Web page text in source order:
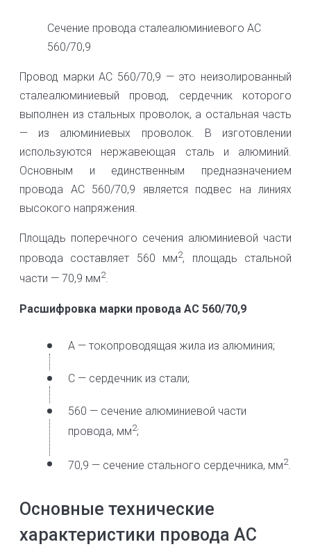
Сечение провода сталеалюминиевого АС
560/70,9
Провод марки АС 560/70,9 — это неизолированный
сталеалюминиевый провод, сердечник которого
выполнен из стальных проволок, а остальная часть
— из алюминиевых проволок. В изготовлении
используются нержавеющая сталь и алюминий.
Основным и единственным предназначением
провода АС 560/70,9 является подвес на линиях
высокого напряжения.
Площадь поперечного сечения алюминиевой части
провода составляет 560 мм2, площадь стальной
части — 70,9 мм2.
Расшифровка марки провода АС 560/70,9
А — токопроводящая жила из алюминия;
С — сердечник из стали;
560 — сечение алюминиевой части
провода, мм2;
70,9 — сечение стального сердечника, мм2.
Основные технические
характеристики провода АС